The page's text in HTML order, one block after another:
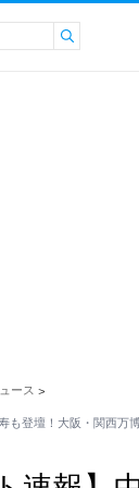
ース >
も登壇！大阪・関西万